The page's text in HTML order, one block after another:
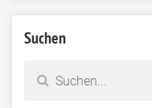
Suchen